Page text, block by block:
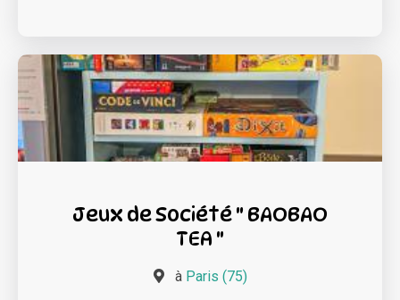
Jeux de Société " BAOBAO
TEA "
à Paris (75)